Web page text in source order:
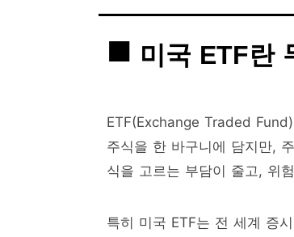
미국 ETF란
ETF(Exchange Traded
주식을 한 바구니에 담지만,
식을 고르는 부담이 줄고, 위
특히 미국 ETF는 전 세계 증